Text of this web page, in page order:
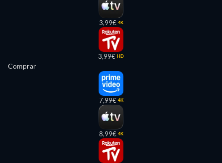
3,99€ 4K
3,99€ HD
Comprar
7,99€ 4K
8,99€ 4K